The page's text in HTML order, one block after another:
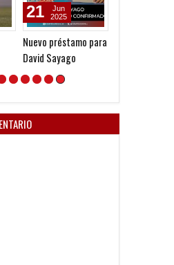
Nuevo préstamo para
David Sayago
21
Jun
2025